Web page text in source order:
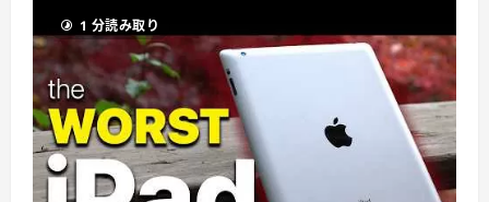
1 分読み取り